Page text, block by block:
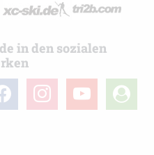
in den sozialen
instagramyoutube
user-
circle